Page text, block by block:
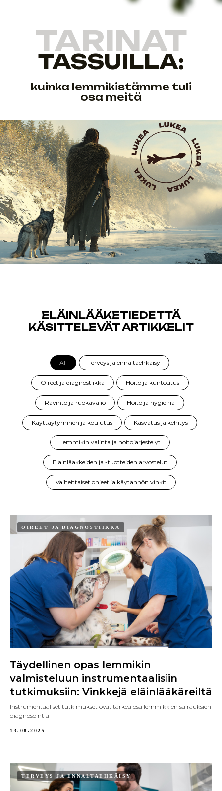
ELÄINLÄÄKETIEDETTÄ
KÄSITTELEVÄT ARTIKKELIT
All Terveys ja ennaltaehkäisy
Oireet ja diagnostiikka Hoito ja kuntoutus
Ravinto ja ruokavalio Hoito ja hygienia
Käyttäytyminen ja koulutus Kasvatus ja kehitys
Lemmikin valinta ja hoitojärjestelyt
Eläinlääkkeiden ja -tuotteiden arvostelut
Vaiheittaiset ohjeet ja käytännön vinkit
OIREET JA DIAGNOSTIIKKA
Täydellinen opas lemmikin
valmisteluun instrumentaalisiin
tutkimuksiin: Vinkkejä eläinlääkäreiltä
Instrumentaaliset tutkimukset ovat tärkeä osa lemmikkien sairauksien
diagnosointia
13.08.2025
TERVEYS JA ENNALTAEHKÄISY